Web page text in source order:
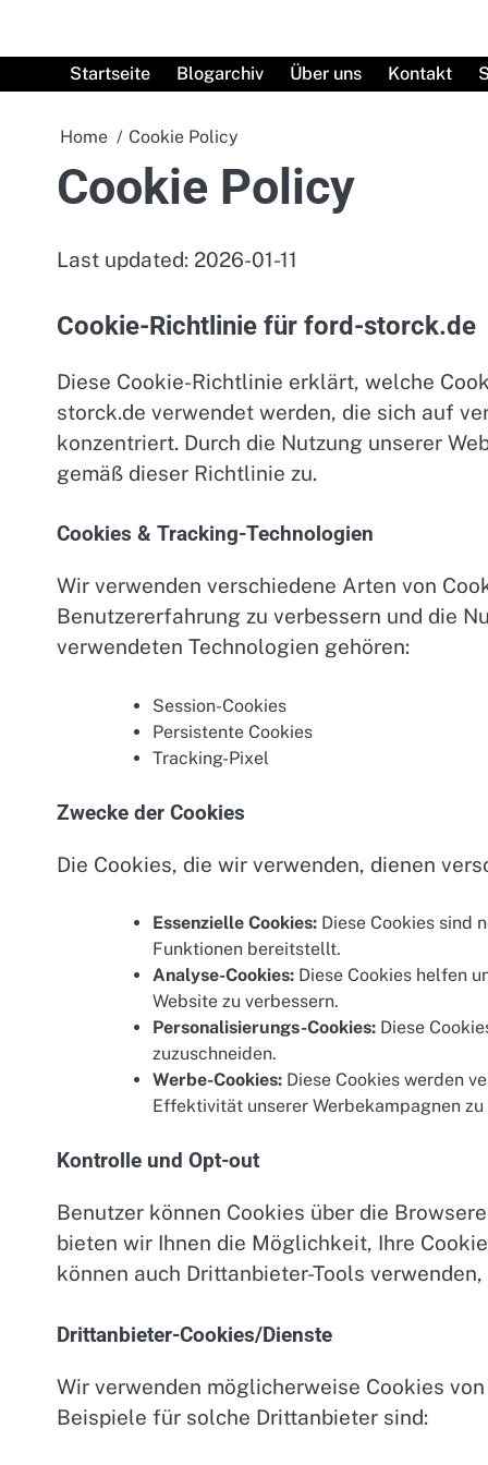
content Startseite Blogarchiv Über uns Kontakt
Home Cookie Policy
Cookie Policy
Last updated: 2026-01-11
Cookie-Richtlinie für ford-storck.de
Diese Cookie-Richtlinie erklärt, welche
storck.de verwendet werden, die sich auf
konzentriert. Durch die Nutzung unserer
gemäß dieser Richtlinie zu.
Cookies & Tracking-Technologien
Wir verwenden verschiedene Arten von
Benutzererfahrung zu verbessern und die
verwendeten Technologien gehören:
Session-Cookies
Persistente Cookies
Tracking-Pixel
Zwecke der Cookies
Die Cookies, die wir verwenden, dienen
Essenzielle Cookies: Diese Cookies sind
Funktionen bereitstellt.
Analyse-Cookies: Diese Cookies helfen
Website zu verbessern.
Personalisierungs-Cookies: Diese
zuzuschneiden.
Werbe-Cookies: Diese Cookies werden
Effektivität unserer Werbekampagnen zu
Kontrolle und Opt-out
Benutzer können Cookies über die
bieten wir Ihnen die Möglichkeit, Ihre
können auch Drittanbieter-Tools
Drittanbieter-Cookies/Dienste
Wir verwenden möglicherweise Cookies
Beispiele für solche Drittanbieter sind: